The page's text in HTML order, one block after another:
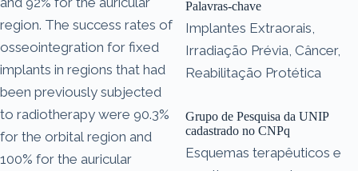
region. The success rates of
osseointegration for fixed
implants in regions that had
been previously subjected
to radiotherapy were 90.3%
for the orbital region and
100% for the auricular
Palavras-chave
Implantes Extraorais,
Irradiação Prévia, Câncer,
Reabilitação Protética
Grupo de Pesquisa da UNIP
cadastrado no CNPq
Esquemas terapêuticos e